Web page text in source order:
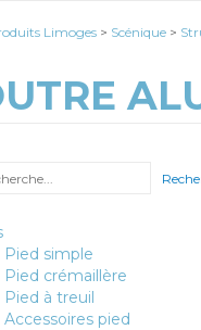
Limoges > Scénique >
Pied simple
Pied crémaillère
Pied à treuil
Accessoires pied